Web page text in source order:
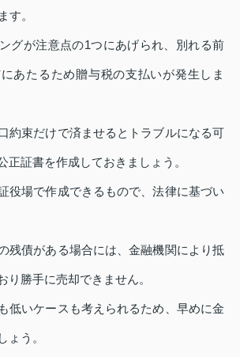
す。
グが注意点の1つにあげられ、別れる前
あたるため贈与税の支払いが発生しま
約束だけで済ませるとトラブルになる可
正証書を作成しておきましょう。
役場で作成できるもので、法律に基づい
残債がある場合には、金融機関により抵
り勝手に売却できません。
低いケースも考えられるため、早めに金
ょう。